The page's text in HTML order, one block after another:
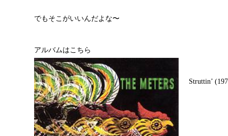
でもそこがいいんだよな〜
アルバムはこちら
Struttin’